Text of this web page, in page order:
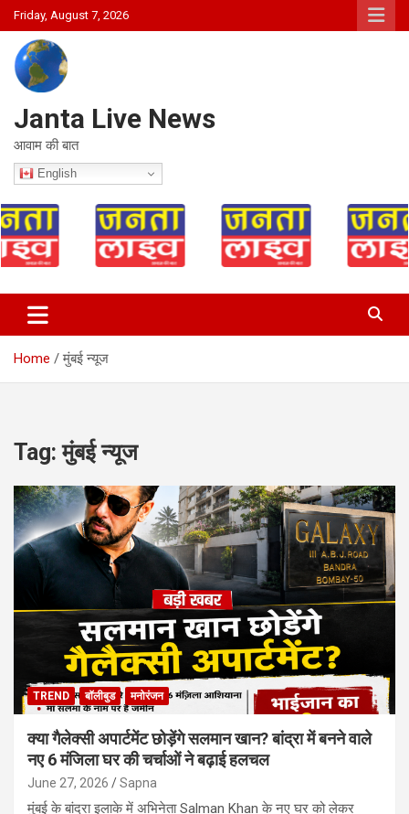
Skip
to
content
Friday, August 7, 2026
Janta Live News
आवाम की बात
English
Home मुंबई न्यूज
Tag:मुंबई न्यूज
TREND बॉलीबुड मनोरंजन
क्या गैलेक्सी अपार्टमेंट छोड़ेंगे सलमान खान? बांद्रा में बनने वाले
नए 6 मंजिला घर की चर्चाओं ने बढ़ाई हलचल
June 27, 2026 Sapna
मुंबई के बांद्रा इलाके में अभिनेता Salman Khan के नए घर को लेकर